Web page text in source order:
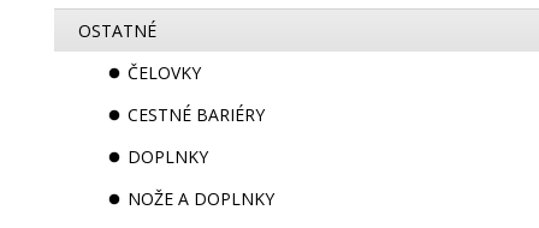
OSTATNÉ
ČELOVKY
CESTNÉ BARIÉRY
DOPLNKY
NOŽE A DOPLNKY